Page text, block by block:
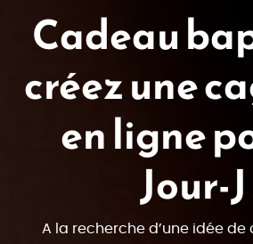
Cadeau
créez une
en ligne
Jour-J
A la recherche d’une idée